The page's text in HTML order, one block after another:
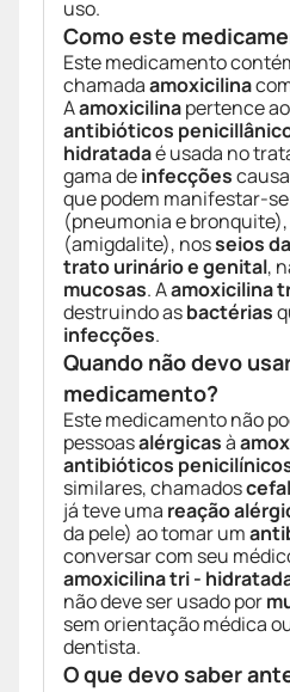
uso.
Como este
Este medicamento
chamadaamoxicilina
Aamoxicilinapertence
antibióticos
hidratadaé usada no
gama deinfecções
que podem manifestar-
(pneumonia e
(amigdalite), nosseios
trato urinário e genital,
mucosas. Aamoxicilina
destruindo asbactérias
infecções.
Quando não devo
medicamento?
Este medicamento não
pessoasalérgicasà
antibióticos
similares, chamados
já teve uma reação
da pele) ao tomar um
conversar com seu
amoxicilina tri -
não deve ser usado por
sem orientação médica
dentista.
O que devo saber